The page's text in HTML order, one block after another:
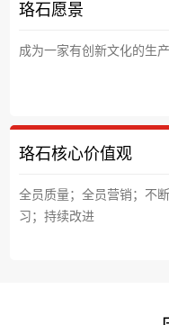
珞石愿景
成为一家有创新文化的生
珞石核心价值观
全员质量；全员营销；不
习；持续改进